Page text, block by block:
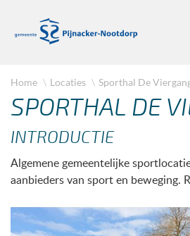
Home Locaties Sporthal De
SPORTHAL DE
INTRODUCTIE
Algemene gemeentelijke
aanbieders van sport en beweging.